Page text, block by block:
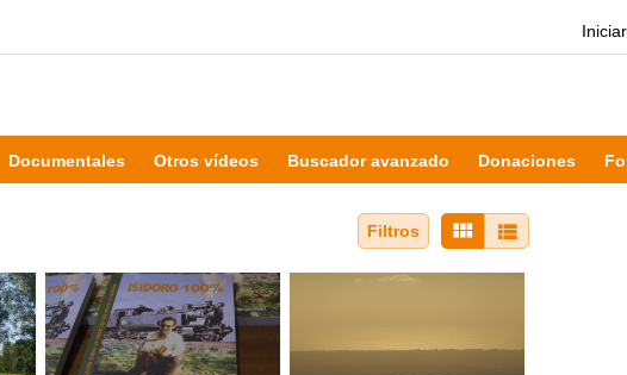
Documentales Otros vídeos Buscador avanzado Donaciones
Filtros